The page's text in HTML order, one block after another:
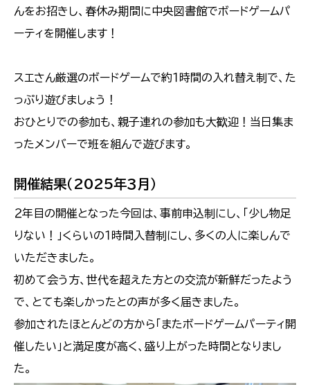
んをお招きし、春休み期間に中央図書館でボードゲームパ
ーティを開催します！
スエさん厳選のボードゲームで約１時間の入れ替え制で、た
っぷり遊びましょう！
おひとりでの参加も、親子連れの参加も大歓迎！当日集ま
ったメンバーで班を組んで遊びます。
開催結果（2025年３月）
２年目の開催となった今回は、事前申込制にし、「少し物足
りない！」くらいの１時間入替制にし、多くの人に楽しんで
いただきました。
初めて会う方、世代を超えた方との交流が新鮮だったよう
で、とても楽しかったとの声が多く届きました。
参加されたほとんどの方から「またボードゲームパーティ開
催したい」と満足度が高く、盛り上がった時間となりまし
た。